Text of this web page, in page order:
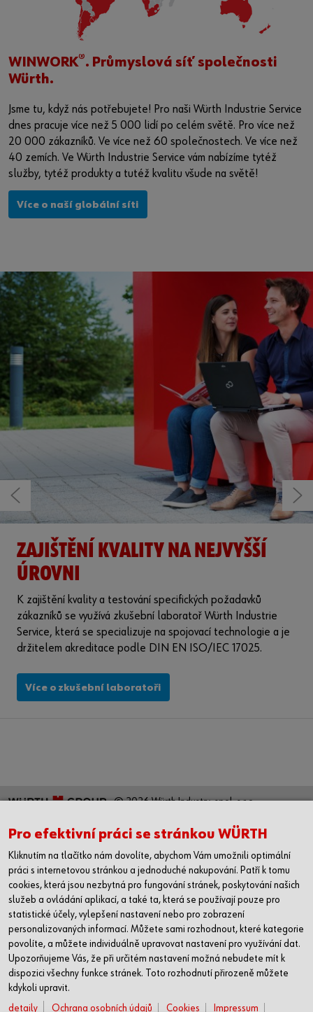
WINWORK®. Průmyslová síť společnosti
Würth.
Jsme tu, když nás potřebujete! Pro naši Würth Industrie Service
dnes pracuje více než 5 000 lidí po celém světě. Pro více než
20 000 zákazníků. Ve více než 60 společnostech. Ve více než
40 zemích. Ve Würth Industrie Service vám nabízíme tytéž
služby, tytéž produkty a tutéž kvalitu všude na světě!
Více o naší globální síti
ADITIVNÍ VÝROBA SPOLEČNOSTI
WÜRTH
Würth Industrie Service nabízí pod značkou CPS®WAM
průmyslovým společnostem poradenství a služby v oblasti
aditivní výroby. Díky našim zkušenostem z odvětví, odborným
znalostem a inovativním výrobním procesům a znalostem
vyhovuje vašim individuálním potřebám.
© 2026 Würth Industry, spol. s r.o.
Kontaktní údaje
Ochrana údajů Cookies Právní upozornění
VOP
VOP ORSY®mat
Compliance Vnitřní oznamovací systém
Zadání
reklamace
KONTAKTNÍ ÚDAJE
Würth Industry, spol. s r.o.
Prosecká 855
PROSEK POINT, budova C
190 00 Praha 9
Pro efektivní práci se stránkou WÜRTH
Kliknutím na tlačítko nám dovolíte, abychom Vám umožnili optimální
práci s internetovou stránkou a jednoduché nakupování. Patří k tomu
cookies, která jsou nezbytná pro fungování stránek, poskytování našich
služeb a ovládání aplikací, a také ta, která se používají pouze pro
statistické účely, vylepšení nastavení nebo pro zobrazení
personalizovaných informací. Můžete sami rozhodnout, které kategorie
povolíte, a můžete individuálně upravovat nastavení pro využívání dat.
Upozorňujeme Vás, že při určitém nastavení možná nebudete mít k
dispozici všechny funkce stránek. Toto rozhodnutí přirozeně můžete
kdykoli upravit.
detaily
Ochrana osobních údajů Cookies Impressum